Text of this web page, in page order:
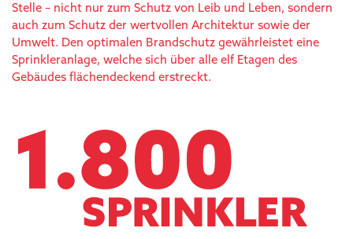
Stelle – nicht nur zum Schutz von Leib und Leben, sondern
auch zum Schutz der wertvollen Architektur sowie der
Umwelt. Den optimalen Brandschutz gewährleistet eine
Sprinkleranlage, welche sich über alle elf Etagen des
Gebäudes flächendeckend erstreckt.